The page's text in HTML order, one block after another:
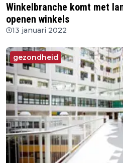
Winkelbranche komt met
openen winkels
13 januari 2022
gezondheid